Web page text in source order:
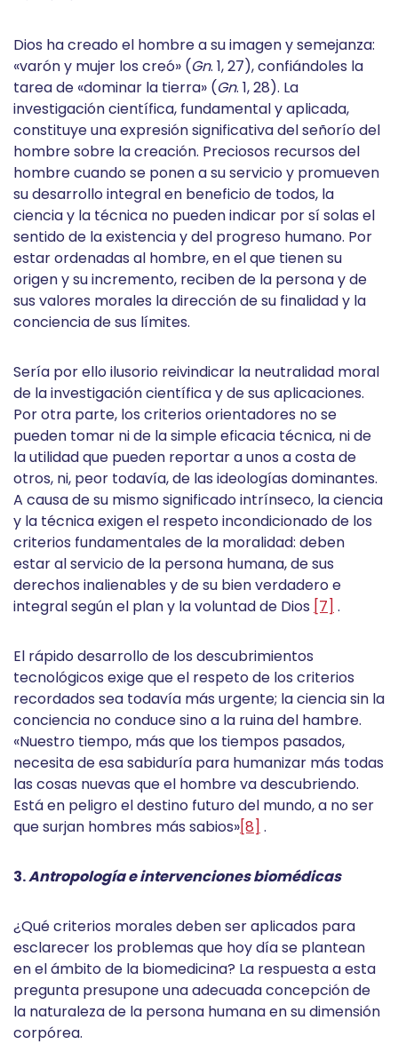
Dios ha creado el hombre a su imagen y semejanza:
«varón y mujer los creó» (Gn. 1, 27), confiándoles la
tarea de «dominar la tierra» (Gn. 1, 28). La
investigación científica, fundamental y aplicada,
constituye una expresión significativa del señorío del
hombre sobre la creación. Preciosos recursos del
hombre cuando se ponen a su servicio y promueven
su desarrollo integral en beneficio de todos, la
ciencia y la técnica no pueden indicar por sí solas el
sentido de la existencia y del progreso humano. Por
estar ordenadas al hombre, en el que tienen su
origen y su incremento, reciben de la persona y de
sus valores morales la dirección de su finalidad y la
conciencia de sus límites.
Sería por ello ilusorio reivindicar la neutralidad moral
de la investigación científica y de sus aplicaciones.
Por otra parte, los criterios orientadores no se
pueden tomar ni de la simple eficacia técnica, ni de
la utilidad que pueden reportar a unos a costa de
otros, ni, peor todavía, de las ideologías dominantes.
A causa de su mismo significado intrínseco, la ciencia
y la técnica exigen el respeto incondicionado de los
criterios fundamentales de la moralidad: deben
estar al servicio de la persona humana, de sus
derechos inalienables y de su bien verdadero e
integral según el plan y la voluntad de Dios [7] .
El rápido desarrollo de los descubrimientos
tecnológicos exige que el respeto de los criterios
recordados sea todavía más urgente; la ciencia sin la
conciencia no conduce sino a la ruina del hambre.
«Nuestro tiempo, más que los tiempos pasados,
necesita de esa sabiduría para humanizar más todas
las cosas nuevas que el hombre va descubriendo.
Está en peligro el destino futuro del mundo, a no ser
que surjan hombres más sabios»[8] .
3.Antropología e intervenciones biomédicas
¿Qué criterios morales deben ser aplicados para
esclarecer los problemas que hoy día se plantean
en el ámbito de la biomedicina? La respuesta a esta
pregunta presupone una adecuada concepción de
la naturaleza de la persona humana en su dimensión
corpórea.